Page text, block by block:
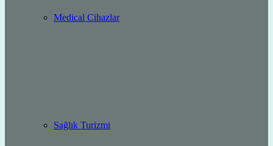
Medical Cihazlar
Sağlık Turizmi